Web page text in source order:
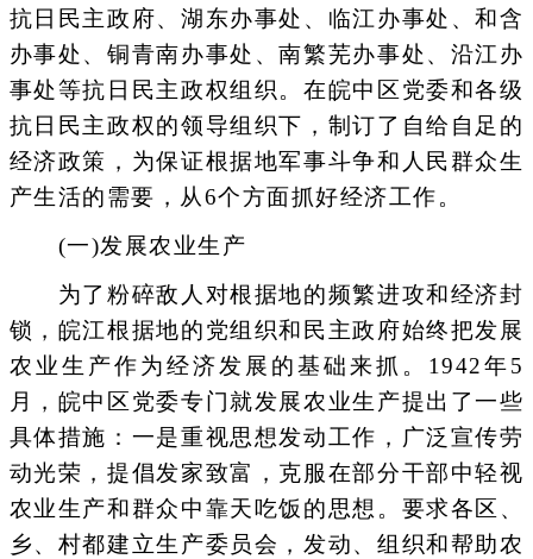
抗日民主政府、湖东办事处、临江办事处、和含
办事处、铜青南办事处、南繁芜办事处、沿江办
事处等抗日民主政权组织。在皖中区党委和各级
抗日民主政权的领导组织下，制订了自给自足的
经济政策，为保证根据地军事斗争和人民群众生
产生活的需要，从6个方面抓好经济工作。
(一)发展农业生产
为了粉碎敌人对根据地的频繁进攻和经济封
锁，皖江根据地的党组织和民主政府始终把发展
农业生产作为经济发展的基础来抓。1942年5
月，皖中区党委专门就发展农业生产提出了一些
具体措施：一是重视思想发动工作，广泛宣传劳
动光荣，提倡发家致富，克服在部分干部中轻视
农业生产和群众中靠天吃饭的思想。要求各区、
乡、村都建立生产委员会，发动、组织和帮助农